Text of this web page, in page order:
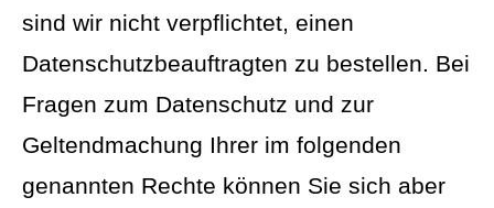
sind wir nicht verpflichtet, einen
Datenschutzbeauftragten zu bestellen. Bei
Fragen zum Datenschutz und zur
Geltendmachung Ihrer im folgenden
genannten Rechte können Sie sich aber